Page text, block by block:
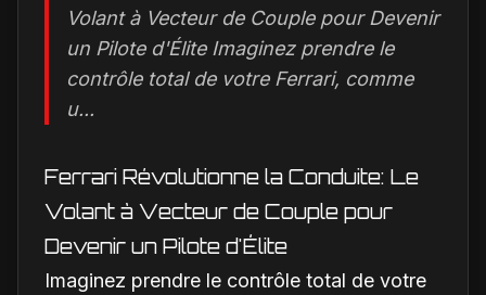
Volant à Vecteur de Couple pour Devenir
un Pilote d'Élite Imaginez prendre le
contrôle total de votre Ferrari, comme
u...
Ferrari Révolutionne la Conduite: Le
Volant à Vecteur de Couple pour
Devenir un Pilote d'Élite
Imaginez prendre le contrôle total de votre